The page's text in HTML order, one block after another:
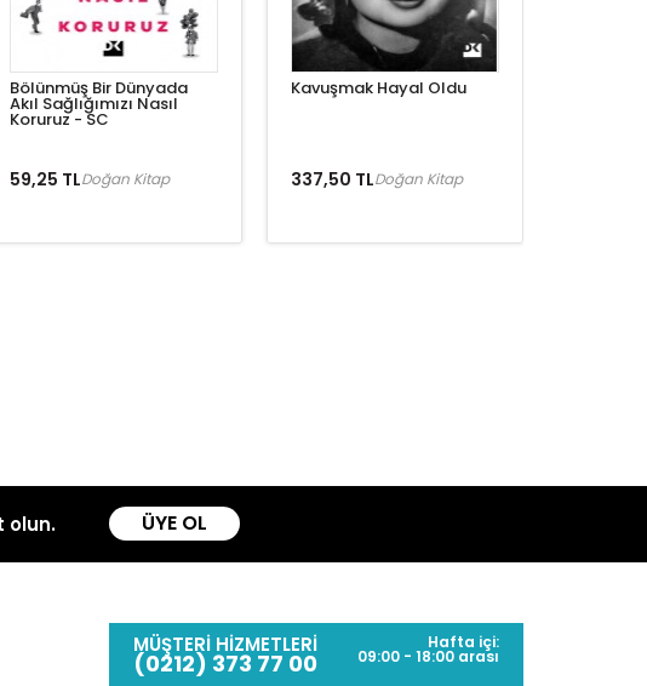
Bölünmüş Bir Dünyada
Akıl Sağlığımızı Nasıl
Koruruz - SC
59,25 TLDoğan Kitap
Kavuşmak Hayal Oldu
337,50 TLDoğan Kitap
olun. ÜYE OL
MÜŞTERİ HİZMETLERİ
(0212) 373 77 00
Hafta içi:
09:00 - 18:00 arası